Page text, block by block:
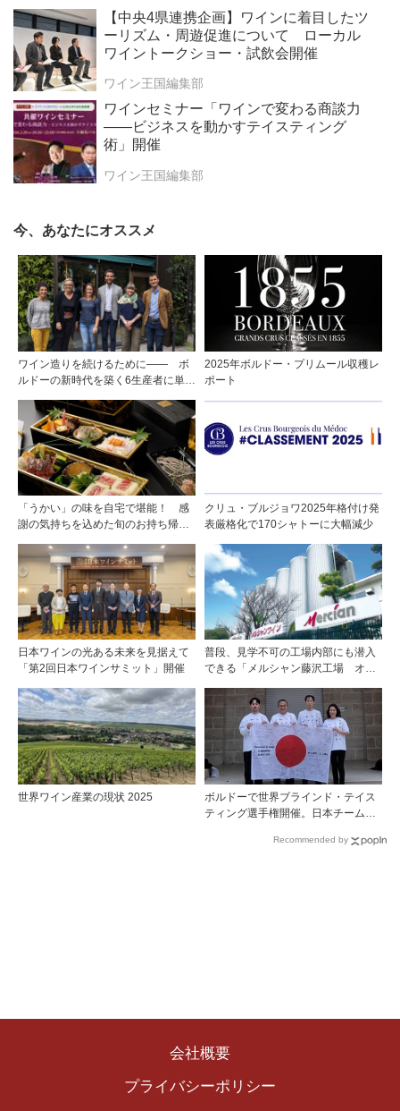
【中央4県連携企画】ワインに着目したツ
ーリズム・周遊促進について ローカル
ワイントークショー・試飲会開催
ワイン王国編集部
ワインセミナー「ワインで変わる商談力
——ビジネスを動かすテイスティング
術」開催
ワイン王国編集部
今、あなたにオススメ
ワイン造りを続けるために—— ボ
ルドーの新時代を築く6生産者に単独
2025年ボルドー・プリムール収穫レ
ポート
「うかい」の味を自宅で堪能！ 感
謝の気持ちを込めた旬のお持ち帰り
クリュ・ブルジョワ2025年格付け発
表厳格化で170シャトーに大幅減少
日本ワインの光ある未来を見据えて
「第2回日本ワインサミット」開催
普段、見学不可の工場内部にも潜入
できる「メルシャン藤沢工場 オン
世界ワイン産業の現状 2025
ボルドーで世界ブラインド・テイス
ティング選手権開催。日本チームが4
Recommended by
会社概要
プライバシーポリシー